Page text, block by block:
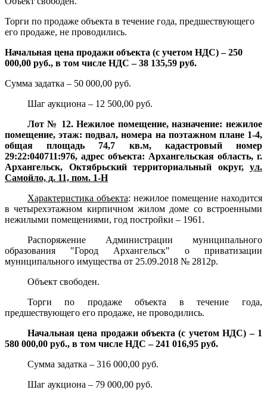
Торги по продаже объекта в течение года, предшествующего
его продаже, не проводились.
Начальная цена продажи объекта (с учетом НДС) – 250
000,00 руб., в том числе НДС – 38 135,59 руб.
Сумма задатка – 50 000,00 руб.
Шаг аукциона – 12 500,00 руб.
Лот № 12. Нежилое помещение, назначение: нежилое
помещение, этаж: подвал, номера на поэтажном плане 1-4,
общая площадь 74,7 кв.м, кадастровый номер
29:22:040711:976, адрес объекта: Архангельская область, г.
Архангельск, Октябрьский территориальный округ, ул.
Самойло, д. 11, пом. 1-Н
Характеристика объекта: нежилое помещение находится
в четырехэтажном кирпичном жилом доме со встроенными
нежилыми помещениями, год постройки – 1961.
Распоряжение Администрации муниципального
образования "Город Архангельск" о приватизации
муниципального имущества от 25.09.2018 № 2812р.
Объект свободен.
Торги по продаже объекта в течение года,
предшествующего его продаже, не проводились.
Начальная цена продажи объекта (с учетом НДС) – 1
580 000,00 руб., в том числе НДС – 241 016,95 руб.
Сумма задатка – 316 000,00 руб.
Шаг аукциона – 79 000,00 руб.